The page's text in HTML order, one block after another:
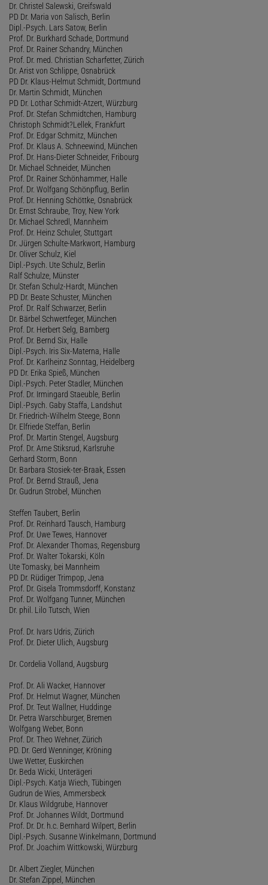
Dr. Christel Salewski, Greifswald
PD Dr. Maria von Salisch, Berlin
Dipl.-Psych. Lars Satow, Berlin
Prof. Dr. Burkhard Schade, Dortmund
Prof. Dr. Rainer Schandry, München
Prof. Dr. med. Christian Scharfetter, Zürich
Dr. Arist von Schlippe, Osnabrück
PD Dr. Klaus-Helmut Schmidt, Dortmund
Dr. Martin Schmidt, München
PD Dr. Lothar Schmidt-Atzert, Würzburg
Prof. Dr. Stefan Schmidtchen, Hamburg
Christoph Schmidt?Lellek, Frankfurt
Prof. Dr. Edgar Schmitz, München
Prof. Dr. Klaus A. Schneewind, München
Prof. Dr. Hans-Dieter Schneider, Fribourg
Dr. Michael Schneider, München
Prof. Dr. Rainer Schönhammer, Halle
Prof. Dr. Wolfgang Schönpflug, Berlin
Prof. Dr. Henning Schöttke, Osnabrück
Dr. Ernst Schraube, Troy, New York
Dr. Michael Schredl, Mannheim
Prof. Dr. Heinz Schuler, Stuttgart
Dr. Jürgen Schulte-Markwort, Hamburg
Dr. Oliver Schulz, Kiel
Dipl.-Psych. Ute Schulz, Berlin
Ralf Schulze, Münster
Dr. Stefan Schulz-Hardt, München
PD Dr. Beate Schuster, München
Prof. Dr. Ralf Schwarzer, Berlin
Dr. Bärbel Schwertfeger, München
Prof. Dr. Herbert Selg, Bamberg
Prof. Dr. Bernd Six, Halle
Dipl.-Psych. Iris Six-Materna, Halle
Prof. Dr. Karlheinz Sonntag, Heidelberg
PD Dr. Erika Spieß, München
Dipl.-Psych. Peter Stadler, München
Prof. Dr. Irmingard Staeuble, Berlin
Dipl.-Psych. Gaby Staffa, Landshut
Dr. Friedrich-Wilhelm Steege, Bonn
Dr. Elfriede Steffan, Berlin
Prof. Dr. Martin Stengel, Augsburg
Prof. Dr. Arne Stiksrud, Karlsruhe
Gerhard Storm, Bonn
Dr. Barbara Stosiek-ter-Braak, Essen
Prof. Dr. Bernd Strauß, Jena
Dr. Gudrun Strobel, München
Steffen Taubert, Berlin
Prof. Dr. Reinhard Tausch, Hamburg
Prof. Dr. Uwe Tewes, Hannover
Prof. Dr. Alexander Thomas, Regensburg
Prof. Dr. Walter Tokarski, Köln
Ute Tomasky, bei Mannheim
PD Dr. Rüdiger Trimpop, Jena
Prof. Dr. Gisela Trommsdorff, Konstanz
Prof. Dr. Wolfgang Tunner, München
Dr. phil. Lilo Tutsch, Wien
Prof. Dr. Ivars Udris, Zürich
Prof. Dr. Dieter Ulich, Augsburg
Dr. Cordelia Volland, Augsburg
Prof. Dr. Ali Wacker, Hannover
Prof. Dr. Helmut Wagner, München
Prof. Dr. Teut Wallner, Huddinge
Dr. Petra Warschburger, Bremen
Wolfgang Weber, Bonn
Prof. Dr. Theo Wehner, Zürich
PD. Dr. Gerd Wenninger, Kröning
Uwe Wetter, Euskirchen
Dr. Beda Wicki, Unterägeri
Dipl.-Psych. Katja Wiech, Tübingen
Gudrun de Wies, Ammersbeck
Dr. Klaus Wildgrube, Hannover
Prof. Dr. Johannes Wildt, Dortmund
Prof. Dr. Dr. h.c. Bernhard Wilpert, Berlin
Dipl.-Psych. Susanne Winkelmann, Dortmund
Prof. Dr. Joachim Wittkowski, Würzburg
Dr. Albert Ziegler, München
Dr. Stefan Zippel, München